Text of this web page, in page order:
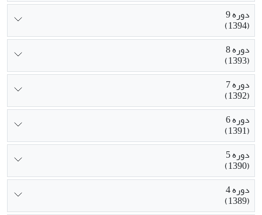
دوره 9
(1394)
دوره 8
(1393)
دوره 7
(1392)
دوره 6
(1391)
دوره 5
(1390)
دوره 4
(1389)